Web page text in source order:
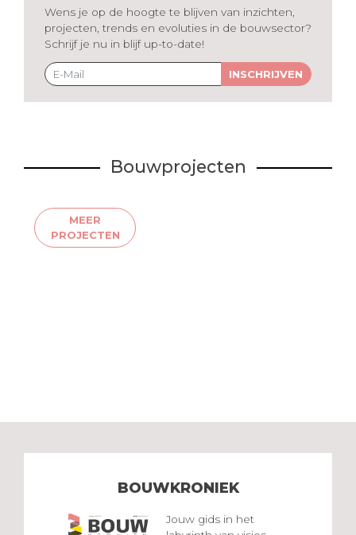
Wens je op de hoogte te blijven van inzichten,
projecten, trends en evoluties in de bouwsector?
Schrijf je nu in blijf up-to-date!
INSCHRIJVEN
Bouwprojecten
MEER
PROJECTEN
BOUWKRONIEK
Jouw gids in het